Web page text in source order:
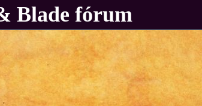
Blade fórum